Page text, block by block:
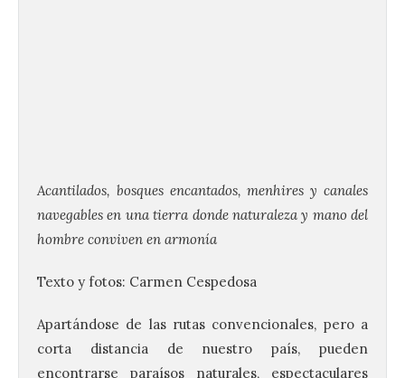
Acantilados, bosques encantados, menhires y canales
navegables en una tierra donde naturaleza y mano del
hombre conviven en armonía
Texto y fotos: Carmen Cespedosa
Apartándose de las rutas convencionales, pero a
corta distancia de nuestro país, pueden
encontrarse paraísos naturales, espectaculares